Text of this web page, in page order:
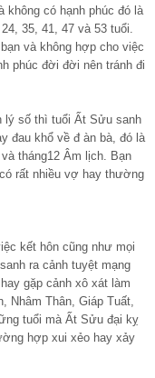
không có hạnh phúc đó là
35, 41, 47 và 53 tuổi.
và không hợp cho việc
phúc đời đời nên tránh đi
lý số thì tuổi Ất Sửu sanh
đau khổ về đ àn bà, đó là
tháng12 Âm lịch. Bạn
rất nhiều vợ hay thường
kết hôn cũng như mọi
ra cảnh tuyệt mạng
gặp cảnh xô xát làm
Nhâm Thân, Giáp Tuất,
tuổi mà Ất Sửu đại kỵ
hợp xui xẻo hay xảy